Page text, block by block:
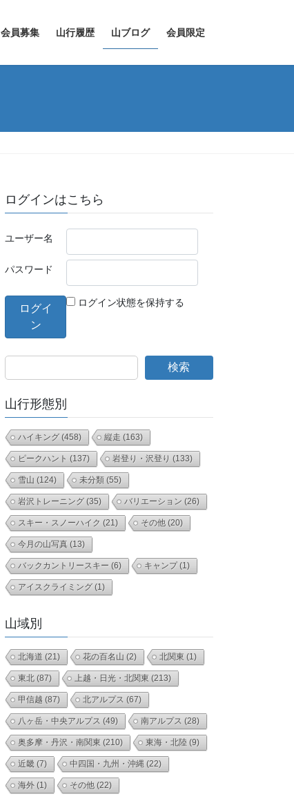
会員募集 山行履歴 山ブログ 会員限定
ログインはこちら
ユーザー名
パスワード
ログイン状態を保持する
検索
山行形態別
ハイキング (458) 縦走 (163)
ピークハント (137) 岩登り・沢登り (133)
雪山 (124) 未分類 (55)
岩沢トレーニング (35) バリエーション (26)
スキー・スノーハイク (21) その他 (20)
今月の山写真 (13)
バックカントリースキー (6) キャンプ(1)
アイスクライミング (1)
山域別
北海道 (21) 花の百名山 (2) 北関東 (1)
東北 (87) 上越・日光・北関東 (213)
甲信越 (87) 北アルプス (67)
八ヶ岳・中央アルプス (49) 南アルプス (28)
奥多摩・丹沢・南関東 (210) 東海・北陸 (9)
近畿 (7) 中四国・九州・沖縄 (22)
海外 (1) その他 (22)